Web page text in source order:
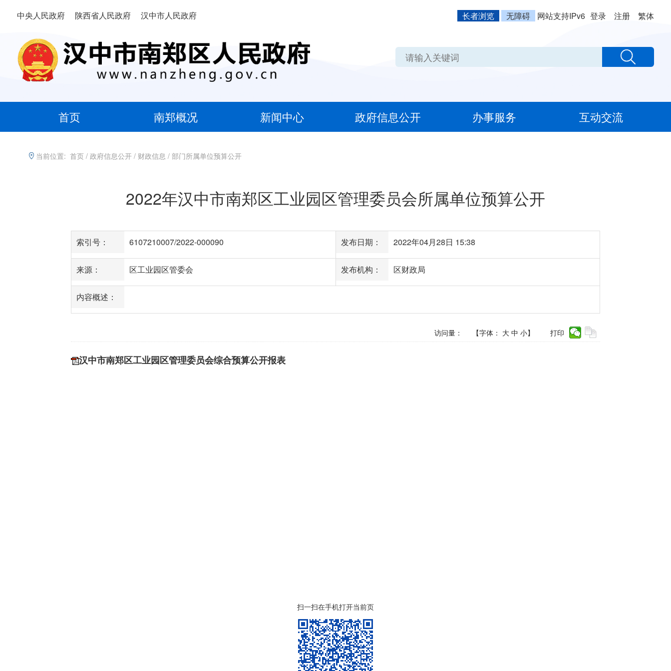
中央人民政府 陕西省人民政府 汉中市人民政府 长者浏览 无障碍 网站支持IPv6 登录 注册 繁体
首页 南郑概况 新闻中心 政府信息公开 办事服务 互动交流
当前位置: 首页 / 政府信息公开 / 财政信息 / 部门所属单位预算公开
2022年汉中市南郑区工业园区管理委员会所属单位预算公开
索引号： 6107210007/2022-000090 发布日期： 2022年04月28日 15:38
来源： 区工业园区管委会 发布机构： 区财政局
内容概述：
访问量： 【字体： 大 中 小】 打印
汉中市南郑区工业园区管理委员会综合预算公开报表
扫一扫在手机打开当前页